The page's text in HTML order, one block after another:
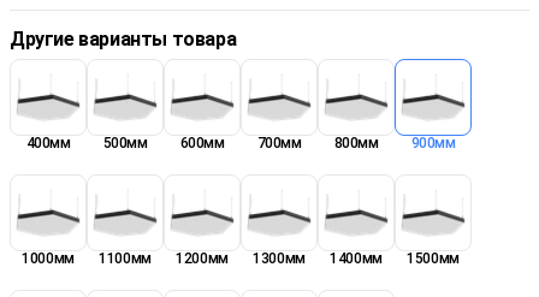
Другие варианты товара
400мм 500мм 600мм 700мм 800мм 900мм
1000мм 1100мм 1200мм 1300мм 1400мм 1500мм